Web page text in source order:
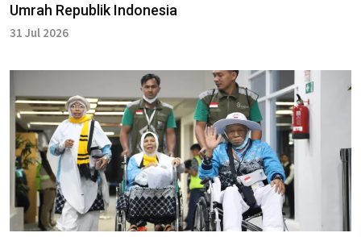
Umrah Republik Indonesia
31 Jul 2026